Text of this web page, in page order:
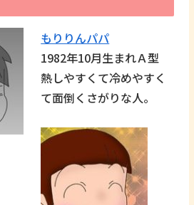
もりりんパパ
1982年10月生まれＡ型
熱しやすくて冷めやすく
て面倒くさがりな人。